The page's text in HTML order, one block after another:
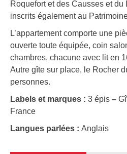
Roquefort et des Causses et
inscrits également au
L’appartement comporte une
ouverte toute équipée, coin
chambres, chacune avec lit en
Autre gîte sur place, le Rocher
personnes.
Labels et marques : 3 épis –
France
Langues parlées : Anglais